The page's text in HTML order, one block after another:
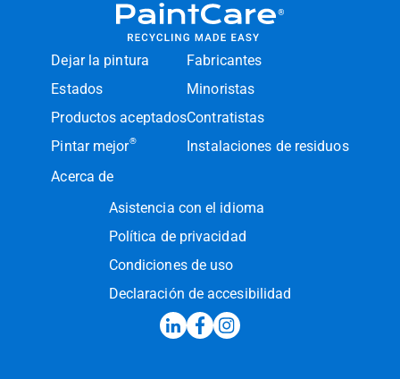
Dejar la pintura
Estados
Productos aceptados
Pintar mejor®
Acerca de
Fabricantes
Minoristas
Contratistas
Instalaciones de residuos
Asistencia con el idioma
Política de privacidad
Condiciones de uso
Declaración de accesibilidad